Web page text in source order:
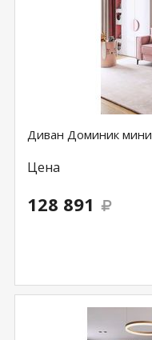
Диван Доминик мини
Цена
128 891